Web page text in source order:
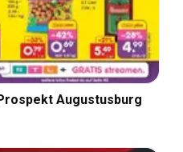
Augustusburg